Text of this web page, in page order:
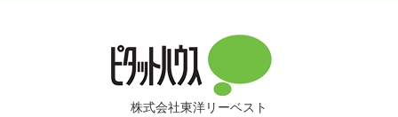
株式会社東洋リーベスト